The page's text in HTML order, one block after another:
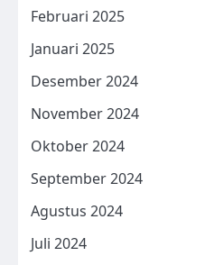
Februari 2025
Januari 2025
Desember 2024
November 2024
Oktober 2024
September 2024
Agustus 2024
Juli 2024